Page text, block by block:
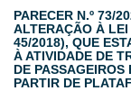
PARECER N.º 73/
ALTERAÇÃO À LEI
45/2018), QUE
À ATIVIDADE DE
DE
PARTIR DE